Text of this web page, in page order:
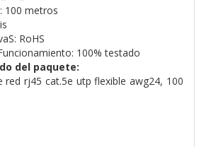
100 metros
RoHS
100% testado
del paquete:
red rj45 cat.5e utp flexible awg24, 100